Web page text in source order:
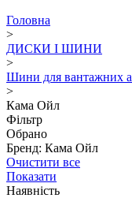
Головна
>
ДИСКИ І ШИНИ
>
Шини для вантажних
>
Кама Ойл
Фільтр
Обрано
Бренд: Кама Ойл
Очистити все
Показати
Наявність